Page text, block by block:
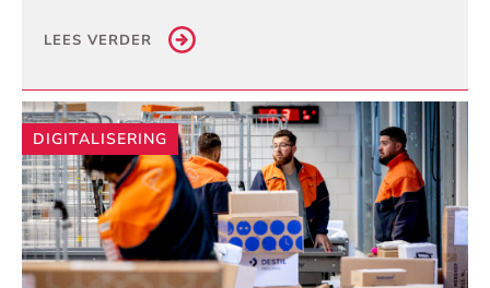
LEES VERDER
DIGITALISERING